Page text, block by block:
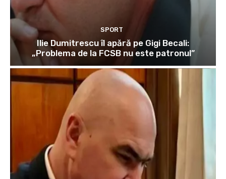
SPORT
Ilie Dumitrescu îl apără pe Gigi Becali:
„Problema de la FCSB nu este patronul”